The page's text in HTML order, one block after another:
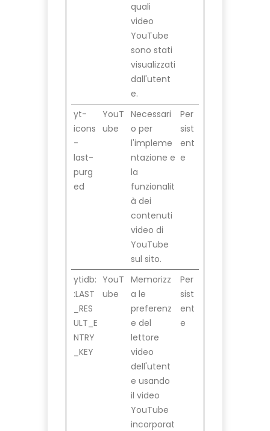
quali
video
YouTube
sono stati
visualizzati
dall'utent
e.
yt-
icons
-
last-
purg
ed
YouT
ube
Necessari
o per
l'impleme
ntazione e
la
funzionalit
à dei
contenuti
video di
YouTube
sul sito.
Per
sist
ent
e
ytidb:
:LAST
_RES
ULT_E
NTRY
_KEY
YouT
ube
Memorizz
a le
preferenz
e del
lettore
video
dell'utent
e usando
il video
YouTube
incorporat
Per
sist
ent
e